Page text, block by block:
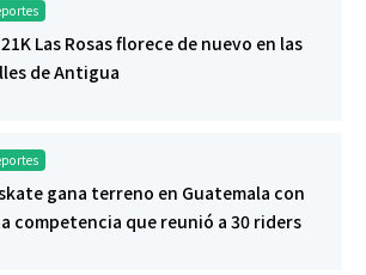
21K Las Rosas florece de nuevo en las
de Antigua
gana terreno en Guatemala con
competencia que reunió a 30 riders